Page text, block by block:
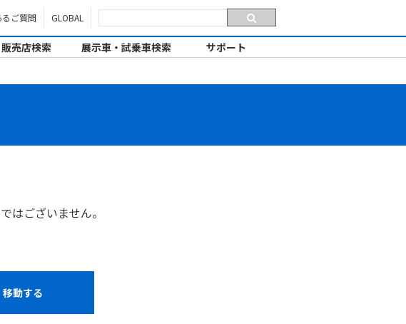
ご質問 GLOBAL
販売店検索 展示車・試乗車検索 サポート
はございません。
移動する